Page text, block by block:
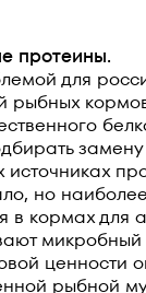
протеины.
для
рыбных
источниках
но
в кормах для
ценности
рыбной